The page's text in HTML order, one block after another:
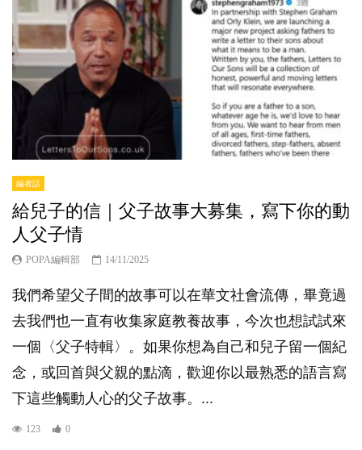
編者話
給兒子的信｜父子故事大募集，寫下你的動
人父子情
POPA編輯部 14/11/2025
我們希望父子間的故事可以在華文社會流傳，畢竟過
去我們也一直有收集家庭教養故事，今次也想試試來
一個〈父子特輯〉。如果你想為自己和兒子留一個紀
念，或回首與父親的點滴，歡迎你以最熟悉的語言寫
下這些觸動人心的父子故事。...
123 0